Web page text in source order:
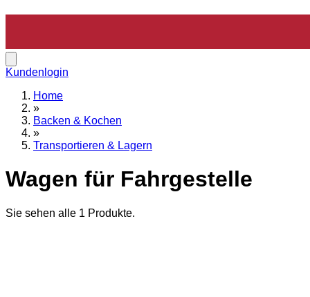
Kundenlogin
Home
»
Backen & Kochen
»
Transportieren & Lagern
Wagen für Fahrgestelle
Sie sehen alle 1 Produkte.